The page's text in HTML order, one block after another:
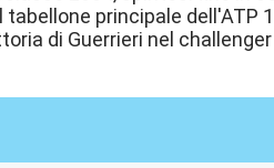
principale dell'ATP
di Guerrieri nel